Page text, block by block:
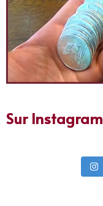
Sur Instagram